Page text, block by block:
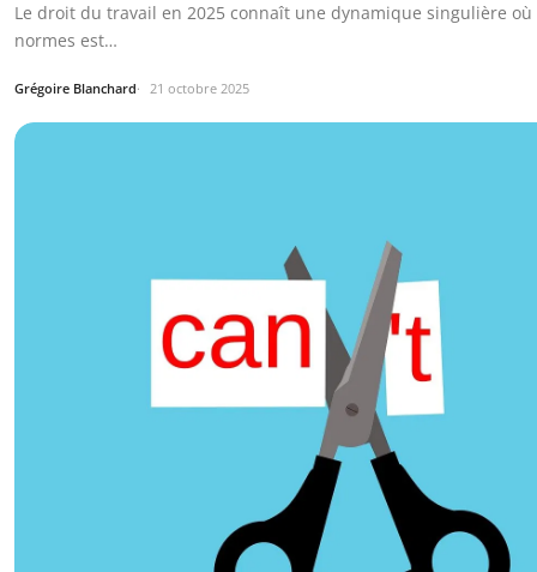
Le droit du travail en 2025 connaît une dynamique singulière
normes est…
Grégoire Blanchard 21 octobre 2025